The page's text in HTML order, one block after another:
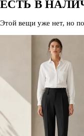
ЕСТЬ В
Этой вещи уже нет, но